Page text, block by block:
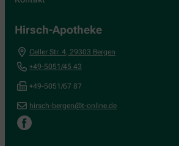
Hirsch-Apotheke
Celler Str. 4, 29303 Bergen
+49-5051/45 43
+49-5051/67 87
hirsch-bergen@t-online.de